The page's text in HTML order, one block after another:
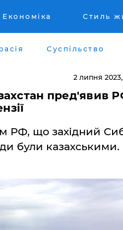
Економіка Стиль
Суспільство
2 липня 2023,
пред'явив
РФ, що західний
були казахськими.